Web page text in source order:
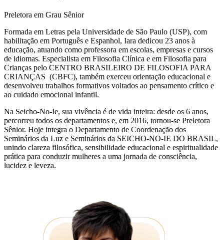
Preletora em Grau Sênior
Formada em Letras pela Universidade de São Paulo (USP), com
habilitação em Português e Espanhol, Iara dedicou 23 anos à
educação, atuando como professora em escolas, empresas e cursos
de idiomas. Especialista em Filosofia Clínica e em Filosofia para
Crianças pelo CENTRO BRASILEIRO DE FILOSOFIA PARA
CRIANÇAS (CBFC), também exerceu orientação educacional e
desenvolveu trabalhos formativos voltados ao pensamento crítico e
ao cuidado emocional infantil.
Na Seicho-No-Ie, sua vivência é de vida inteira: desde os 6 anos,
percorreu todos os departamentos e, em 2016, tornou-se Preletora
Sênior. Hoje integra o Departamento de Coordenação dos
Seminários da Luz e Seminários da SEICHO-NO-IE DO BRASIL,
unindo clareza filosófica, sensibilidade educacional e espiritualidade
prática para conduzir mulheres a uma jornada de consciência,
lucidez e leveza.